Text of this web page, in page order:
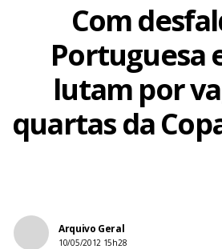
Com
Portuguesa
lutam por
quartas da
Arquivo Geral
10/05/2012 15h28